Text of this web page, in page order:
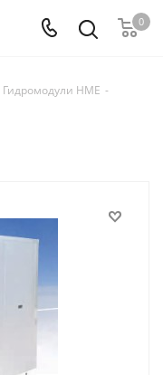
0
Гидромодули HME -